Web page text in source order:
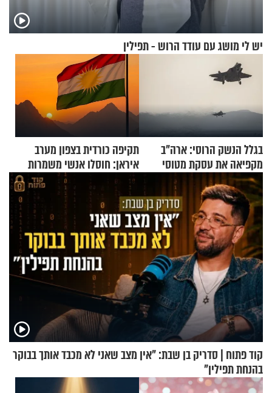
יש לי מושג עם עודד הרוש - תפילין
בגלל הנשק הרוסי: ארה"ב
מקפיאה את עסקת מטוסי
הקרב לטורקיה
תקיפה כורדית בצפון מערב
איראן: חוסלו אנשי משמרות
המהפכה
קוד פתוח | סדריק בן שבת: "אין מצב שאני לא מכבד אותך בבוקר
בהנחת תפילין"